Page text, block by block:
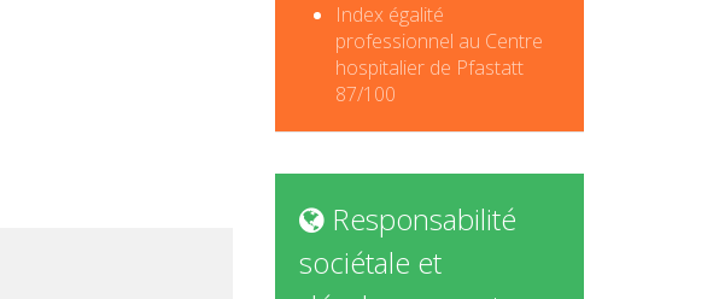
Index égalité
professionnel au Centre
hospitalier de Pfastatt
87/100
Responsabilité
sociétale et